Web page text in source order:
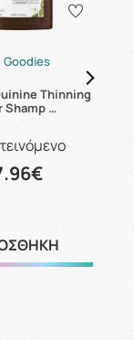
Goodies
Thinning
Shamp …